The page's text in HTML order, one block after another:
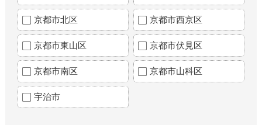
京都市北区 京都市西京区
京都市東山区 京都市伏見区
京都市南区 京都市山科区
宇治市